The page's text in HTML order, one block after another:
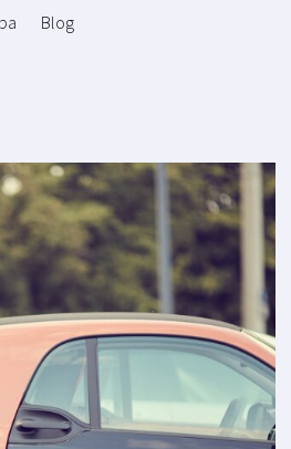
Blog